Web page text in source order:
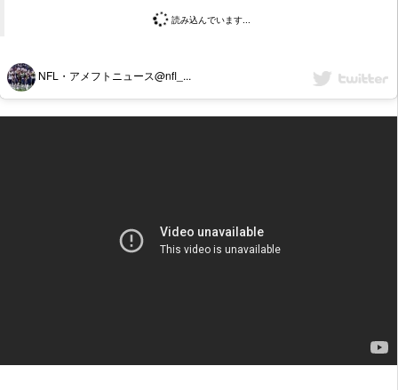
読み込んでいます...
NFL・アメフトニュース@nfl_...